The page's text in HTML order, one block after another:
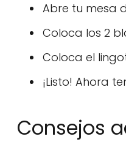
Abre tu mesa
Coloca los 2
Coloca el
¡Listo! Ahora
Consejos